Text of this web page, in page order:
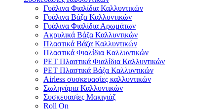
Γυάλινα Φιαλίδια Καλλυντικών
Γυάλινα Bάζα Καλλυντικών
Γυάλινα Φιαλίδια Αρωμάτων
Ακρυλικά Βάζα Καλλυντικών
Πλαστικά Βάζα Καλλυντικών
Πλαστικά Φιαλίδια Καλλυντικών
PET Πλαστικά Φιαλίδια Καλλυντικών
PET Πλαστικά Βάζα Καλλυντικών
Airless συσκευασίες καλλυντικών
Σωληνάρια Καλλυντικών
Συσκευασίες Μακιγιάζ
Roll On